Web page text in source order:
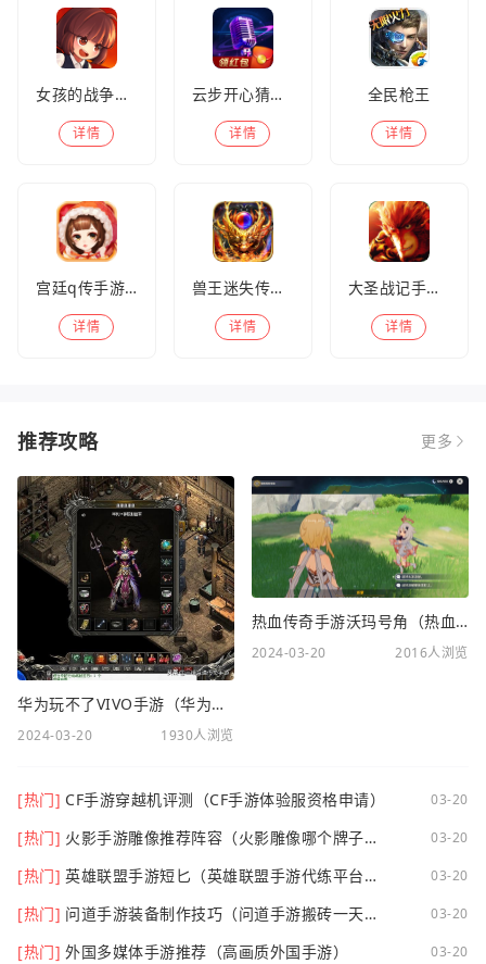
女孩的战争手机版(暂未上线)
详情
云步开心猜歌名
详情
全民枪王
详情
宫廷q传手游百度版
详情
兽王迷失传奇高爆版
详情
大圣战记手游官方版
详情
推荐攻略 更多
华为玩不了VIVO手游（华为玩不了VIVO手游怎么办）
2024-03-20 1930人浏览
热血传奇手游沃玛号角（热血传奇沃玛装备隐藏属性）
2024-03-20 2016人浏览
[热门] CF手游穿越机评测（CF手游体验服资格申请） 03-20
[热门] 火影手游雕像推荐阵容（火影雕像哪个牌子
03-20
[热门] 英雄联盟手游短匕（英雄联盟手游代练平台哪
03-20
[热门] 问道手游装备制作技巧（问道手游搬砖一天可
03-20
[热门] 外国多媒体手游推荐（高画质外国手游） 03-20